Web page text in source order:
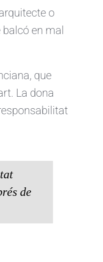
o
balcó en mal
que
La dona
de